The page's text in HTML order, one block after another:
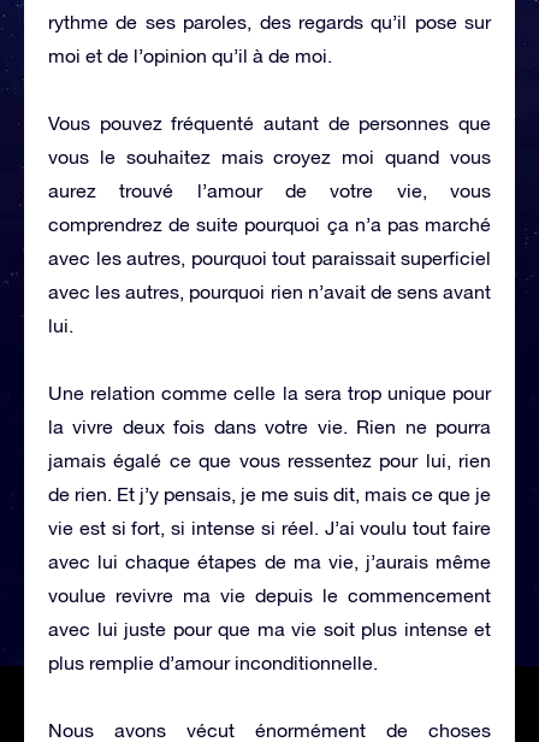
rythme de ses paroles, des regards qu’il pose sur
moi et de l’opinion qu’il à de moi.
Vous pouvez fréquenté autant de personnes que
vous le souhaitez mais croyez moi quand vous
aurez trouvé l’amour de votre vie, vous
comprendrez de suite pourquoi ça n’a pas marché
avec les autres, pourquoi tout paraissait superficiel
avec les autres, pourquoi rien n’avait de sens avant
lui.
Une relation comme celle la sera trop unique pour
la vivre deux fois dans votre vie. Rien ne pourra
jamais égalé ce que vous ressentez pour lui, rien
de rien. Et j’y pensais, je me suis dit, mais ce que je
vie est si fort, si intense si réel. J’ai voulu tout faire
avec lui chaque étapes de ma vie, j’aurais même
voulue revivre ma vie depuis le commencement
avec lui juste pour que ma vie soit plus intense et
plus remplie d’amour inconditionnelle.
Nous avons vécut énormément de choses